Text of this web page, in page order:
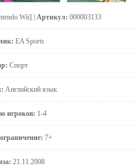
Wii] | Артикул: 000003133
EA Sports
Спорт
Английский язык
игроков: 1-4
7+
21.11.2008